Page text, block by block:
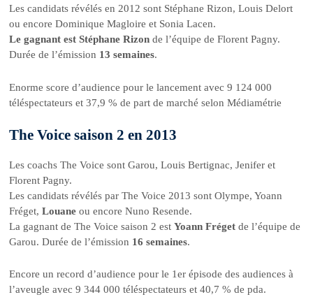
Les candidats révélés en 2012 sont Stéphane Rizon, Louis Delort
ou encore Dominique Magloire et Sonia Lacen.
Le gagnant est Stéphane Rizon de l’équipe de Florent Pagny.
Durée de l’émission 13 semaines.
Enorme score d’audience pour le lancement avec 9 124 000
téléspectateurs et 37,9 % de part de marché selon Médiamétrie
The Voice saison 2 en 2013
Les coachs The Voice sont Garou, Louis Bertignac, Jenifer et
Florent Pagny.
Les candidats révélés par The Voice 2013 sont Olympe, Yoann
Fréget,Louane ou encore Nuno Resende.
La gagnant de The Voice saison 2 estYoann Frégetde l’équipe de
Garou. Durée de l’émission 16 semaines.
Encore un record d’audience pour le 1er épisode des audiences à
l’aveugle avec 9 344 000 téléspectateurs et 40,7 % de pda.